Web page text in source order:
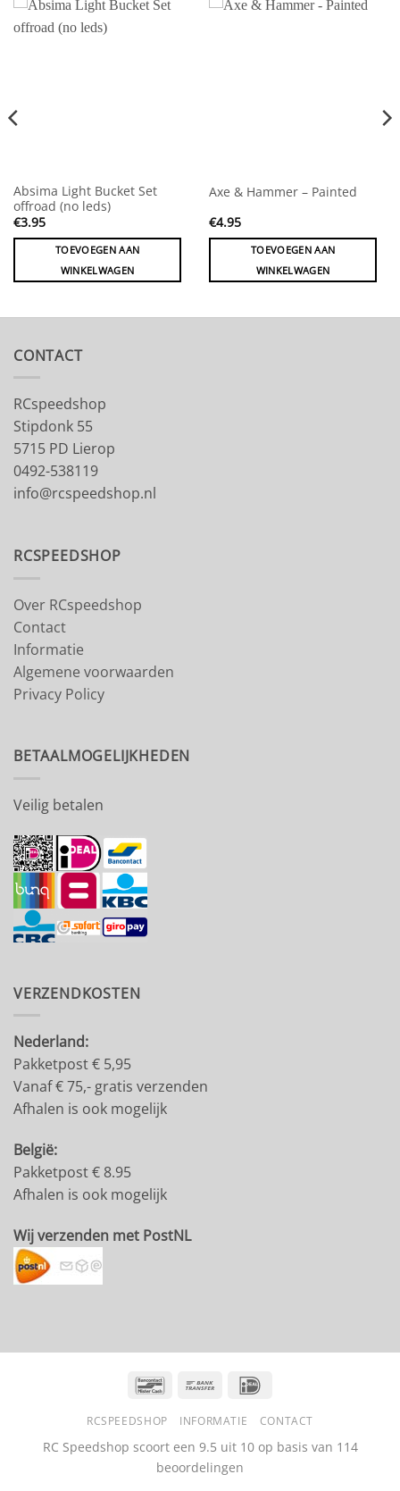
Absima Light Bucket Set
offroad (no leds)
€3.95
TOEVOEGEN AAN
WINKELWAGEN
Axe & Hammer – Painted
€4.95
TOEVOEGEN AAN
WINKELWAGEN
CONTACT
RCspeedshop
Stipdonk 55
5715 PD Lierop
0492-538119
info@rcspeedshop.nl
RCSPEEDSHOP
Over RCspeedshop
Contact
Informatie
Algemene voorwaarden
Privacy Policy
BETAALMOGELIJKHEDEN
Veilig betalen
VERZENDKOSTEN
Nederland:
Pakketpost € 5,95
Vanaf € 75,- gratis verzenden
Afhalen is ook mogelijk
België:
Pakketpost € 8.95
Afhalen is ook mogelijk
Wij verzenden met PostNL
BancontactBank
RCSPEEDSHOP INFORMATIE CONTACT
RC Speedshop scoort een 9.5 uit 10op basis van 114
beoordelingen